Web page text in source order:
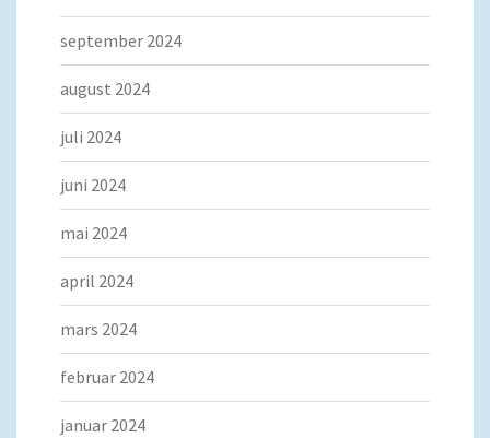
september 2024
august 2024
juli 2024
juni 2024
mai 2024
april 2024
mars 2024
februar 2024
januar 2024